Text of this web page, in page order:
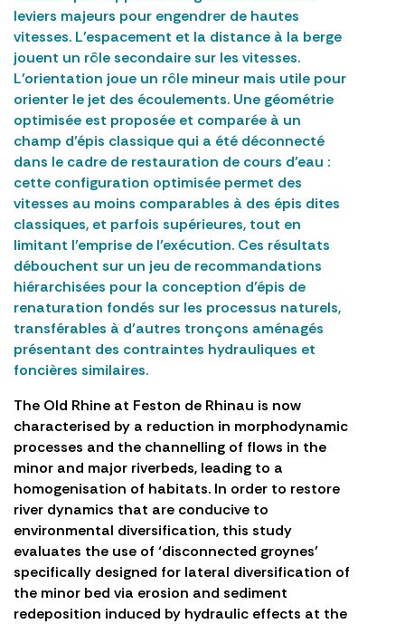
leviers majeurs pour engendrer de hautes
vitesses. L’espacement et la distance à la berge
jouent un rôle secondaire sur les vitesses.
L’orientation joue un rôle mineur mais utile pour
orienter le jet des écoulements. Une géométrie
optimisée est proposée et comparée à un
champ d’épis classique qui a été déconnecté
dans le cadre de restauration de cours d’eau :
cette configuration optimisée permet des
vitesses au moins comparables à des épis dites
classiques, et parfois supérieures, tout en
limitant l’emprise de l’exécution. Ces résultats
débouchent sur un jeu de recommandations
hiérarchisées pour la conception d’épis de
renaturation fondés sur les processus naturels,
transférables à d’autres tronçons aménagés
présentant des contraintes hydrauliques et
foncières similaires.
The Old Rhine at Feston de Rhinau is now
characterised by a reduction in morphodynamic
processes and the channelling of flows in the
minor and major riverbeds, leading to a
homogenisation of habitats. In order to restore
river dynamics that are conducive to
environmental diversification, this study
evaluates the use of ‘disconnected groynes’
specifically designed for lateral diversification of
the minor bed via erosion and sediment
redeposition induced by hydraulic effects at the